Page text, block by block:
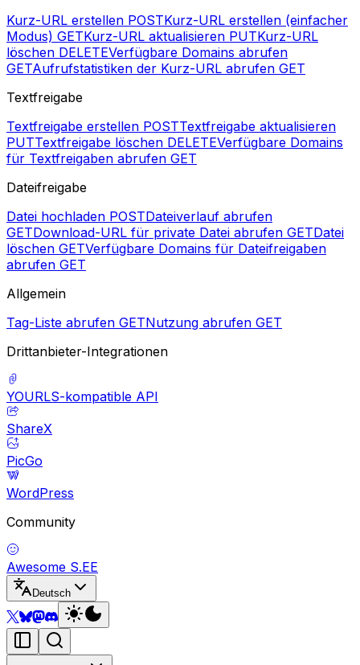
Kurz-URL erstellen POSTKurz-URL erstellen (einfacher
Modus) GETKurz-URL aktualisieren PUTKurz-URL
löschen DELETEVerfügbare Domains abrufen
GETAufrufstatistiken der Kurz-URL abrufen GET
Textfreigabe
Textfreigabe erstellen POSTTextfreigabe aktualisieren
PUTTextfreigabe löschen DELETEVerfügbare Domains
für Textfreigaben abrufen GET
Dateifreigabe
Datei hochladen POSTDateiverlauf abrufen
GETDownload-URL für private Datei abrufen GETDatei
löschen GETVerfügbare Domains für Dateifreigaben
abrufen GET
Allgemein
Tag-Liste abrufen GETNutzung abrufen GET
Drittanbieter-Integrationen
YOURLS-kompatible API
ShareX
PicGo
WordPress
Community
Awesome S.EE
Deutsch